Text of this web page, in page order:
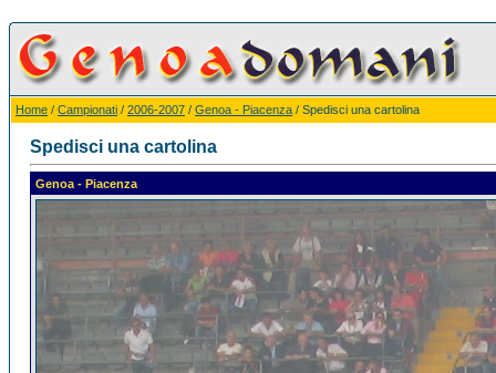
Home / Campionati / 2006-2007 / Genoa - Piacenza / Spedisci una cartolina
Spedisci una cartolina
Genoa - Piacenza